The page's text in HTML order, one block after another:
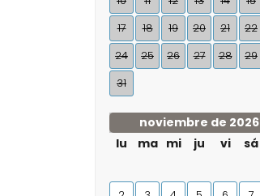
17
18 19 20 21 22
24
25 26 27 28 29
31
noviembre de 2026
lu
ma mi ju vi sá